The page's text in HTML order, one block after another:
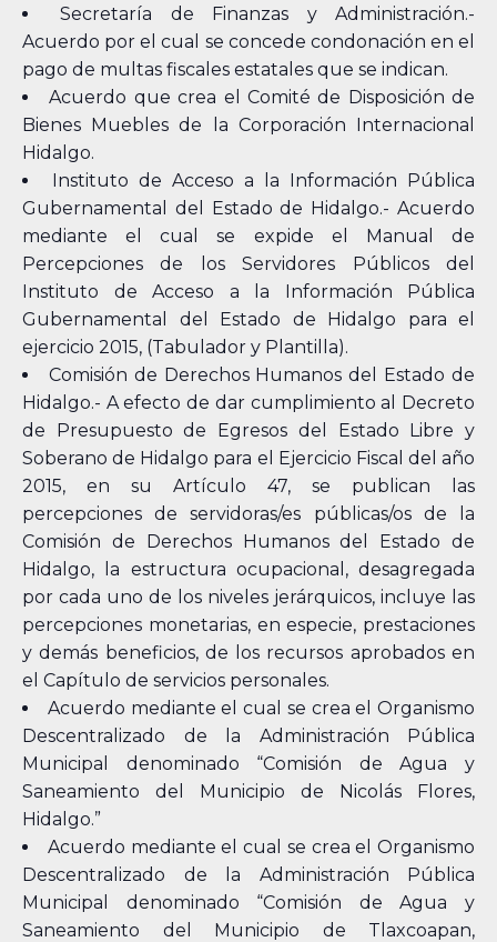
Secretaría de Finanzas y Administración.-
Acuerdo por el cual se concede condonación en el
pago de multas fiscales estatales que se indican.
Acuerdo que crea el Comité de Disposición de
Bienes Muebles de la Corporación Internacional
Hidalgo.
Instituto de Acceso a la Información Pública
Gubernamental del Estado de Hidalgo.- Acuerdo
mediante el cual se expide el Manual de
Percepciones de los Servidores Públicos del
Instituto de Acceso a la Información Pública
Gubernamental del Estado de Hidalgo para el
ejercicio 2015, (Tabulador y Plantilla).
Comisión de Derechos Humanos del Estado de
Hidalgo.- A efecto de dar cumplimiento al Decreto
de Presupuesto de Egresos del Estado Libre y
Soberano de Hidalgo para el Ejercicio Fiscal del año
2015, en su Artículo 47, se publican las
percepciones de servidoras/es públicas/os de la
Comisión de Derechos Humanos del Estado de
Hidalgo, la estructura ocupacional, desagregada
por cada uno de los niveles jerárquicos, incluye las
percepciones monetarias, en especie, prestaciones
y demás beneficios, de los recursos aprobados en
el Capítulo de servicios personales.
Acuerdo mediante el cual se crea el Organismo
Descentralizado de la Administración Pública
Municipal denominado “Comisión de Agua y
Saneamiento del Municipio de Nicolás Flores,
Hidalgo.”
Acuerdo mediante el cual se crea el Organismo
Descentralizado de la Administración Pública
Municipal denominado “Comisión de Agua y
Saneamiento del Municipio de Tlaxcoapan,